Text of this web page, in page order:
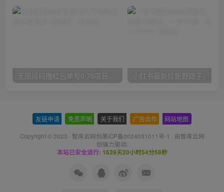
无限接码撸红包单号0.75项目无偿分享给你【揭秘】
友链申请 免责声明 关于我们 广告合作 网站地图
Copyright © 2023 · 智库云网创黑ICP备2024031011号-1 · 由智库云网
创强力驱动.
本站已安全运行: 1639天20小时54分58秒